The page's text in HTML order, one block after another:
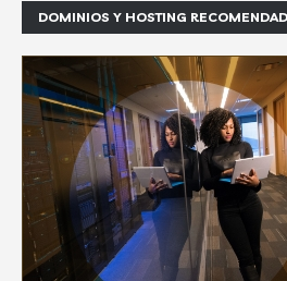
DOMINIOS Y HOSTING